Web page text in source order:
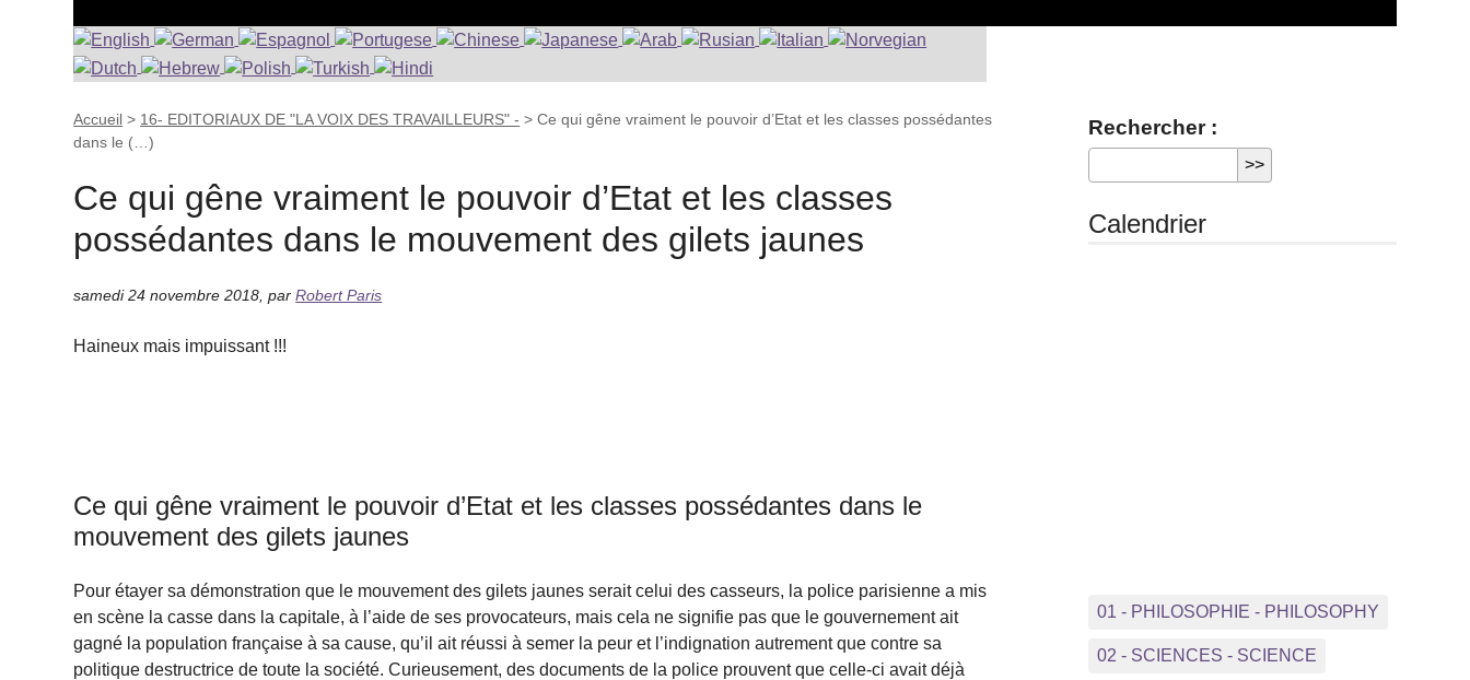
Accueil > 16- EDITORIAUX DE "LA VOIX DES TRAVAILLEURS" - >Ce qui gêne vraiment le pouvoir d’Etat et les classes possédantes
dans le (…)
Ce qui gêne vraiment le pouvoir d’Etat et les classes
possédantes dans le mouvement des gilets jaunes
samedi 24 novembre 2018 ,parRobert Paris
Haineux mais impuissant !!!
Ce qui gêne vraiment le pouvoir d’Etat et les classes possédantes dans le
mouvement des gilets jaunes
Pour étayer sa démonstration que le mouvement des gilets jaunes serait celui des casseurs, la police parisienne a mis
en scène la casse dans la capitale, à l’aide de ses provocateurs, mais cela ne signifie pas que le gouvernement ait
gagné la population française à sa cause, qu’il ait réussi à semer la peur et l’indignation autrement que contre sa
politique destructrice de toute la société. Curieusement, des documents de la police prouvent que celle-ci avait déjà
Rechercher :
Calendrier
01 - PHILOSOPHIE - PHILOSOPHY
02 - SCIENCES - SCIENCE